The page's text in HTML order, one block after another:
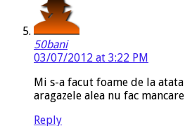
50bani
03/07/2012 at 3:22 PM
Mi s-a facut foame de la
aragazele alea nu fac
Reply